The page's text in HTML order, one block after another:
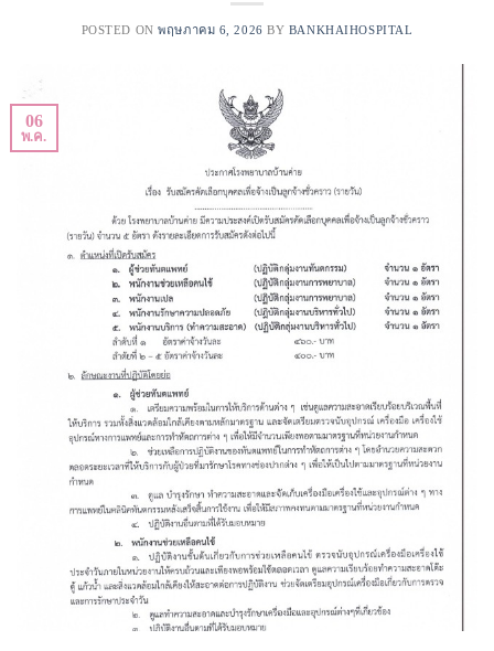
POSTED ONพฤษภาคม 6, 2026 BY BANKHAIHOSPITAL
06
พ.ค.